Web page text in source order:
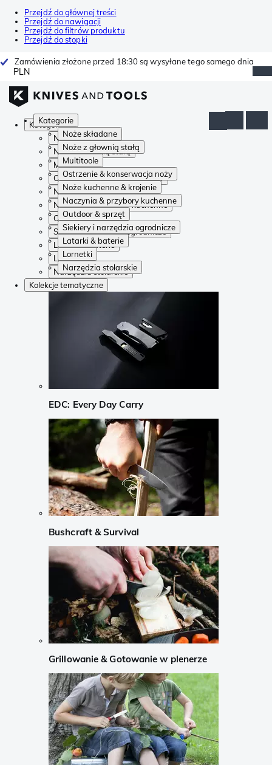
Przejdź do głównej treści
Przejdź do nawigacji
Przejdź do filtrów produktu
Przejdź do stopki
Zamówienia złożone przed 18:30 są wysyłane tego samego dnia
PLN
Kategorie
Noże składane
Noże z głownią stałą
Multitoole
Ostrzenie & konserwacja noży
Noże kuchenne & krojenie
Naczynia & przybory kuchenne
Outdoor & sprzęt
Siekiery i narzędzia ogrodnicze
Latarki & baterie
Lornetki
Narzędzia stolarskie
Kategorie
Noże składane
Noże z głownią stałą
Multitoole
Ostrzenie & konserwacja noży
Noże kuchenne & krojenie
Naczynia & przybory kuchenne
Outdoor & sprzęt
Siekiery i narzędzia ogrodnicze
Latarki & baterie
Lornetki
Narzędzia stolarskie
Kolekcje tematyczne
EDC: Every Day Carry
Bushcraft & Survival
Grillowanie & Gotowanie w plenerze